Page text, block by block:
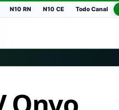
N10 RN N10 CE Todo Canal